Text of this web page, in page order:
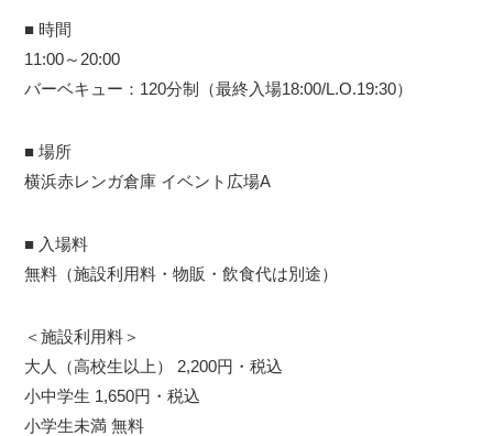
■ 時間
11:00～20:00
バーベキュー：120分制（最終入場18:00/L.O.19:30）
■ 場所
横浜赤レンガ倉庫 イベント広場A
■ 入場料
無料（施設利用料・物販・飲食代は別途）
＜施設利用料＞
大人（高校生以上） 2,200円・税込
小中学生 1,650円・税込
小学生未満 無料